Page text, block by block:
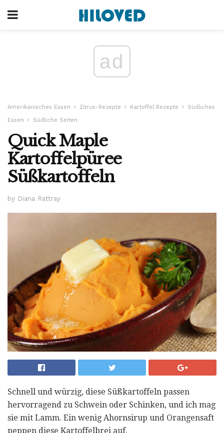
ad
Amerikanisches Essen Zitrus-Rezepte Kartoffel Rezepte
Südliches
Essen
Südliche Seiten
Quick Maple
Kartoffelpüree
Süßkartoffeln
by Diana Rattray
Schnell und würzig, diese Süßkartoffeln passen
hervorragend zu Schwein oder Schinken, und ich mag
sie mit Lamm. Ein wenig Ahornsirup und Orangensaft
peppen diese Kartoffelbrei auf.